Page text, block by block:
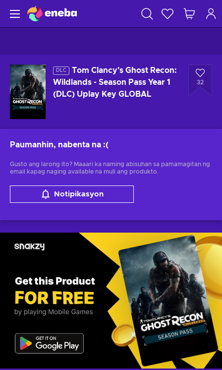
DLC
Tom Clancy's Ghost Recon:
Wildlands - Season Pass Year 1
(DLC) Uplay Key GLOBAL
32
Paumanhin, nabenta na :(
Gusto ang larong ito? Maaari ka naming abisuhan sa pamamagitan ng
email kapag naging available na muli ang produkto.
Notipikasyon